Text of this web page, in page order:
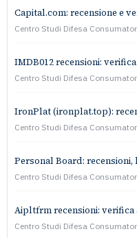
Capital.com: recensione e
Centro Studi Difesa
IMDB012 recensioni:
Centro Studi Difesa
IronPlat (ironplat.top):
Centro Studi Difesa
Personal Board:
Centro Studi Difesa
Aipltfrm recensioni:
Centro Studi Difesa